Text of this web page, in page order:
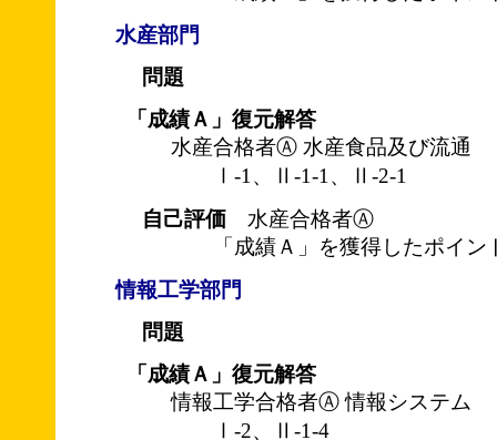
水産部門
問題
「成績Ａ」復元解答
水産合格者Ⓐ 水産食品及び流通
Ⅰ-1、Ⅱ-1-1、Ⅱ-2-1
自己評価 水産合格者Ⓐ
「成績Ａ」を獲得したポイン
情報工学部門
問題
「成績Ａ」復元解答
情報工学合格者Ⓐ 情報システム
Ⅰ-2、Ⅱ-1-4